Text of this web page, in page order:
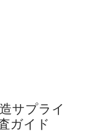
サプライ
ガイド